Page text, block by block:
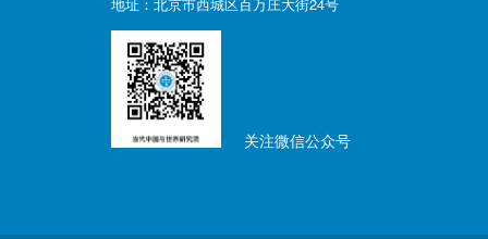
地址：北京市西城区百万庄大街24号
关注微信公众号